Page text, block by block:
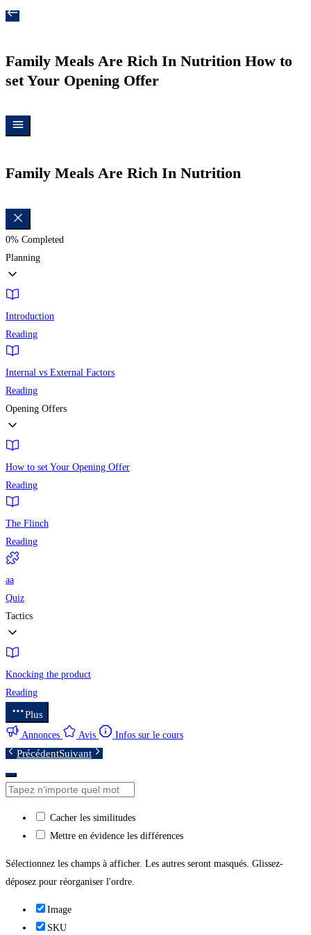
Family Meals Are Rich In Nutrition How to
set Your Opening Offer
Family Meals Are Rich In Nutrition
0% Completed
Planning
Introduction
Reading
Internal vs External Factors
Reading
Opening Offers
How to set Your Opening Offer
Reading
The Flinch
Reading
aa
Quiz
Tactics
Knocking the product
Reading
Plus
Annonces Avis Infos sur le cours
PrécédentSuivant
Cacher les similitudes
Mettre en évidence les différences
Sélectionnez les champs à afficher. Les autres seront masqués. Glissez-
déposez pour réorganiser l'ordre.
Image
SKU